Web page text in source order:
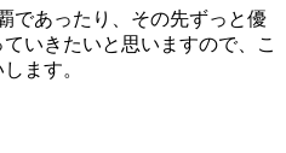
であったり、その先ずっと優
いきたいと思いますので、こ
ます。